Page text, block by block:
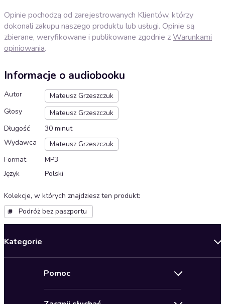
Opinie pochodzą od zarejestrowanych Klientów, którzy
dokonali zakupu naszego produktu lub usługi. Opinie są
zbierane, weryfikowane i publikowane zgodnie zWarunkami
opiniowania.
Informacje o audiobooku
Autor
Mateusz Grzeszczuk
Głosy
Mateusz Grzeszczuk
Długość
30 minut
Wydawca
Mateusz Grzeszczuk
Format
MP3
Język
Polski
Kolekcje, w których znajdziesz ten produkt:
Podróż bez paszportu
Kategorie
Pomoc